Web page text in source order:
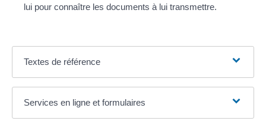
lui pour connaître les documents à lui transmettre.
Textes de référence
Services en ligne et formulaires